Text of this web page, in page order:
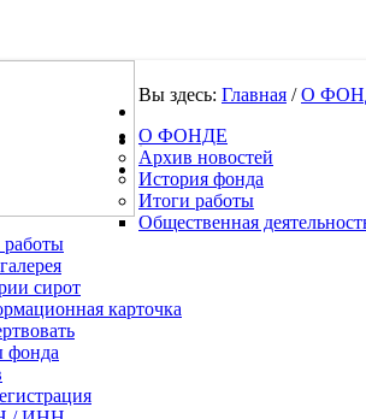
.
Вы здесь: Главная /О
О ФОНДЕ
Архив новостей
История фонда
Итоги работы
Общественная
сирот
карточка
фонда